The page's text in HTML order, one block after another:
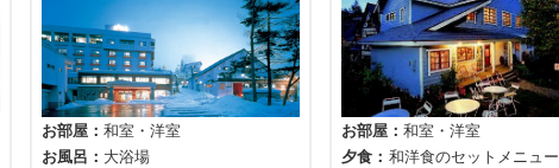
お部屋 和室
洋室
お風呂
大浴場
お部屋 和室
洋室
夕食
和洋食のセットメニュー